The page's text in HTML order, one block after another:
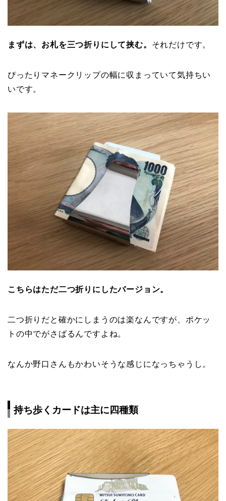
まずは、お札を三つ折りにして挟む。 それだけです。
ぴったりマネークリップの幅に収まっていて気持ちい
いです。
こちらはただ二つ折りにしたバージョン。
二つ折りだと確かにしまうのは楽なんですが、ポケッ
トの中でがさばるんですよね。
なんか野口さんもかわいそうな感じになっちゃうし。
持ち歩くカードは主に四種類